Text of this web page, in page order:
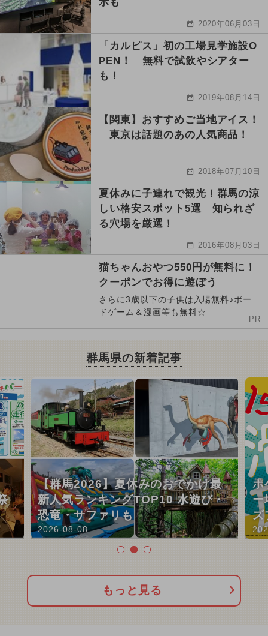
2020年06月03日
「カルピス」初の工場見学施設O
PEN！ 無料で試飲やシアター
も！
2019年08月14日
【関東】おすすめご当地アイス！
東京は話題のあの人気商品！
2018年07月10日
夏休みに子連れで観光！群馬の涼
しい格安スポット5選 知られざ
る穴場を厳選！
2016年08月03日
猫ちゃんおやつ550円が無料に！
クーポンでお得に遊ぼう
さらに3歳以下の子供は入場無料♪ボー
ドゲーム＆漫画等も無料☆
PR
群馬県の新着記事
【群馬2026】夏休みのおでかけ最
新人気ランキングTOP10 水遊び・
恐竜・サファリも
2026-08-08
ポ
ー
ズ
もっと見る